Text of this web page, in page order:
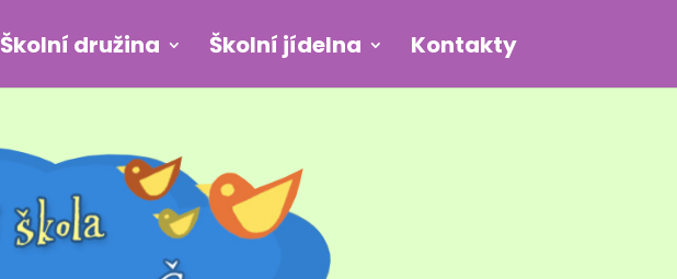
Školní družina Školní jídelna Kontakty